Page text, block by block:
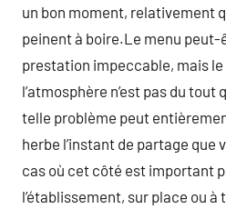
un bon moment, relativement
peinent à boire.Le menu peut-
prestation impeccable, mais le
l’atmosphère n’est pas du tout
telle problème peut
herbe l’instant de partage que
cas où cet côté est important
l’établissement, sur place ou